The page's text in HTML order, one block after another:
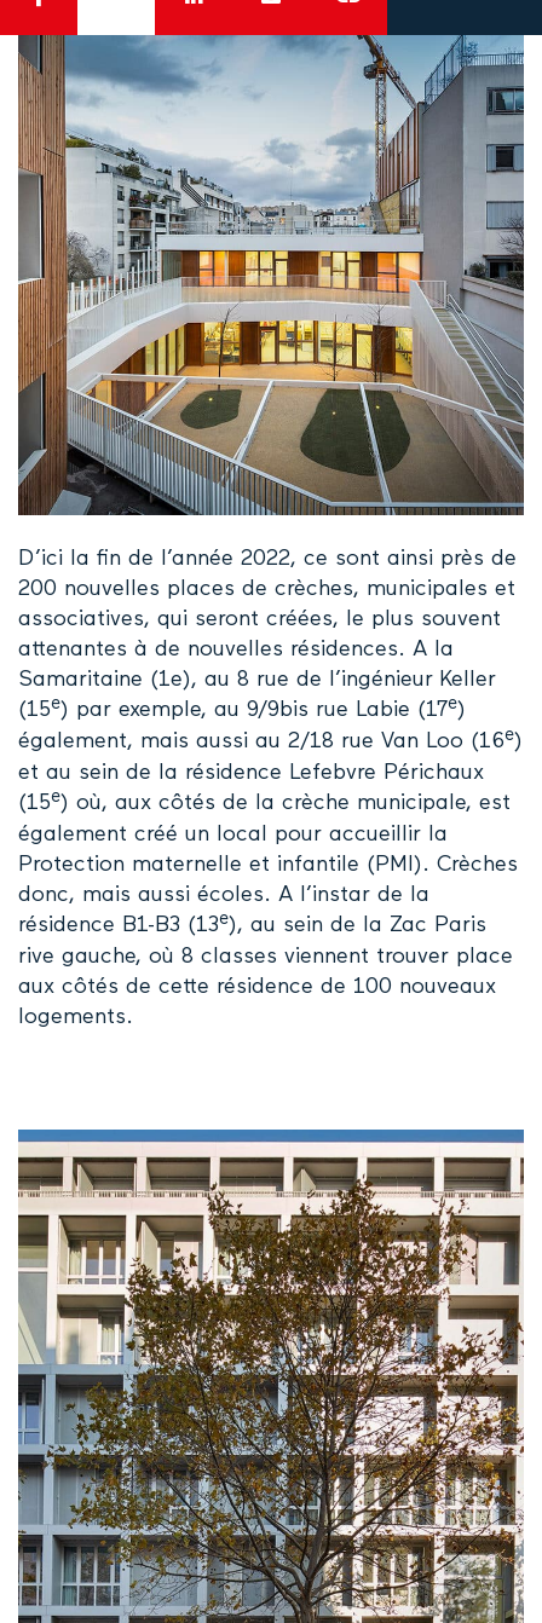
D’ici la fin de l’année 2022, ce sont ainsi près de
200 nouvelles places de crèches, municipales et
associatives, qui seront créées, le plus souvent
attenantes à de nouvelles résidences. A la
Samaritaine (1e), au 8 rue de l’ingénieur Keller
(15e) par exemple, au 9/9bis rue Labie (17e)
également, mais aussi au 2/18 rue Van Loo (16e)
et au sein de la résidence Lefebvre Périchaux
(15e) où, aux côtés de la crèche municipale, est
également créé un local pour accueillir la
Protection maternelle et infantile (PMI). Crèches
donc, mais aussi écoles. A l’instar de la
résidence B1-B3 (13e), au sein de la Zac Paris
rive gauche, où 8 classes viennent trouver place
aux côtés de cette résidence de 100 nouveaux
logements.